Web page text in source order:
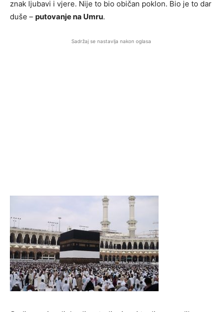
znak ljubavi i vjere. Nije to bio običan poklon. Bio je to dar
duše – putovanje na Umru.
Sadržaj se nastavlja nakon oglasa